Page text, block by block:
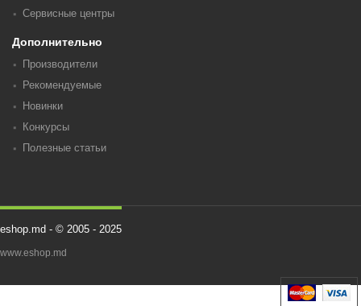
Сервисные центры
Дополнительно
Производители
Рекомендуемые
Новинки
Конкурсы
Полезные статьи
eshop.md - © 2005 - 2025
www.eshop.md